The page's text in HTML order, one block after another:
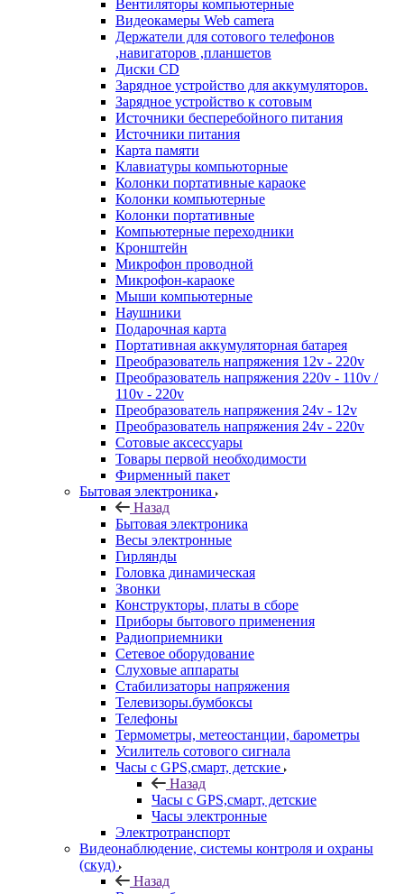
Вентиляторы компьютерные
Видеокамеры Web camera
Держатели для сотового телефонов
,навигаторов ,планшетов
Диски CD
Зарядное устройство для аккумуляторов.
Зарядное устройство к сотовым
Источники бесперебойного питания
Источники питания
Карта памяти
Клавиатуры компьюторные
Колонки портативные караоке
Колонки компьютерные
Колонки портативные
Компьютерные переходники
Кронштейн
Микрофон проводной
Микрофон-караоке
Мыши компьютерные
Наушники
Подарочная карта
Портативная аккумуляторная батарея
Преобразователь напряжения 12v - 220v
Преобразователь напряжения 220v - 110v /
110v - 220v
Преобразователь напряжения 24v - 12v
Преобразователь напряжения 24v - 220v
Сотовые аксессуары
Товары первой необходимости
Фирменный пакет
Бытовая электроника
Назад
Бытовая электроника
Весы электронные
Гирлянды
Головка динамическая
Звонки
Конструкторы, платы в сборе
Приборы бытового применения
Радиоприемники
Сетевое оборудование
Слуховые аппараты
Стабилизаторы напряжения
Телевизоры.бумбоксы
Телефоны
Термометры, метеостанции, барометры
Усилитель сотового сигнала
Часы с GPS,смарт, детские
Назад
Часы с GPS,смарт, детские
Часы электронные
Электротранспорт
Видеонаблюдение, системы контроля и охраны
(скуд)
Назад